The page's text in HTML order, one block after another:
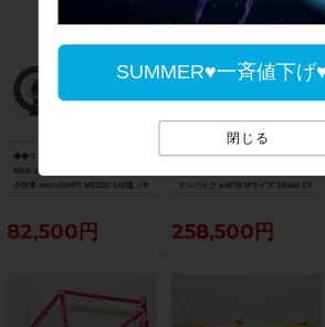
SUMMER♥一斉値下げ
閉じる
◆◆マジィ MASI フェネック FENNEC
MEN 2023年モデル クロモリ ミニベロ
小径車 microSHIFT MEZZU 1x8速（サ
82,500円
◆◆トレック TREK レイル RAIL 5 202
テンバイク e-MTB Mサイズ SRAM SX
258,500円